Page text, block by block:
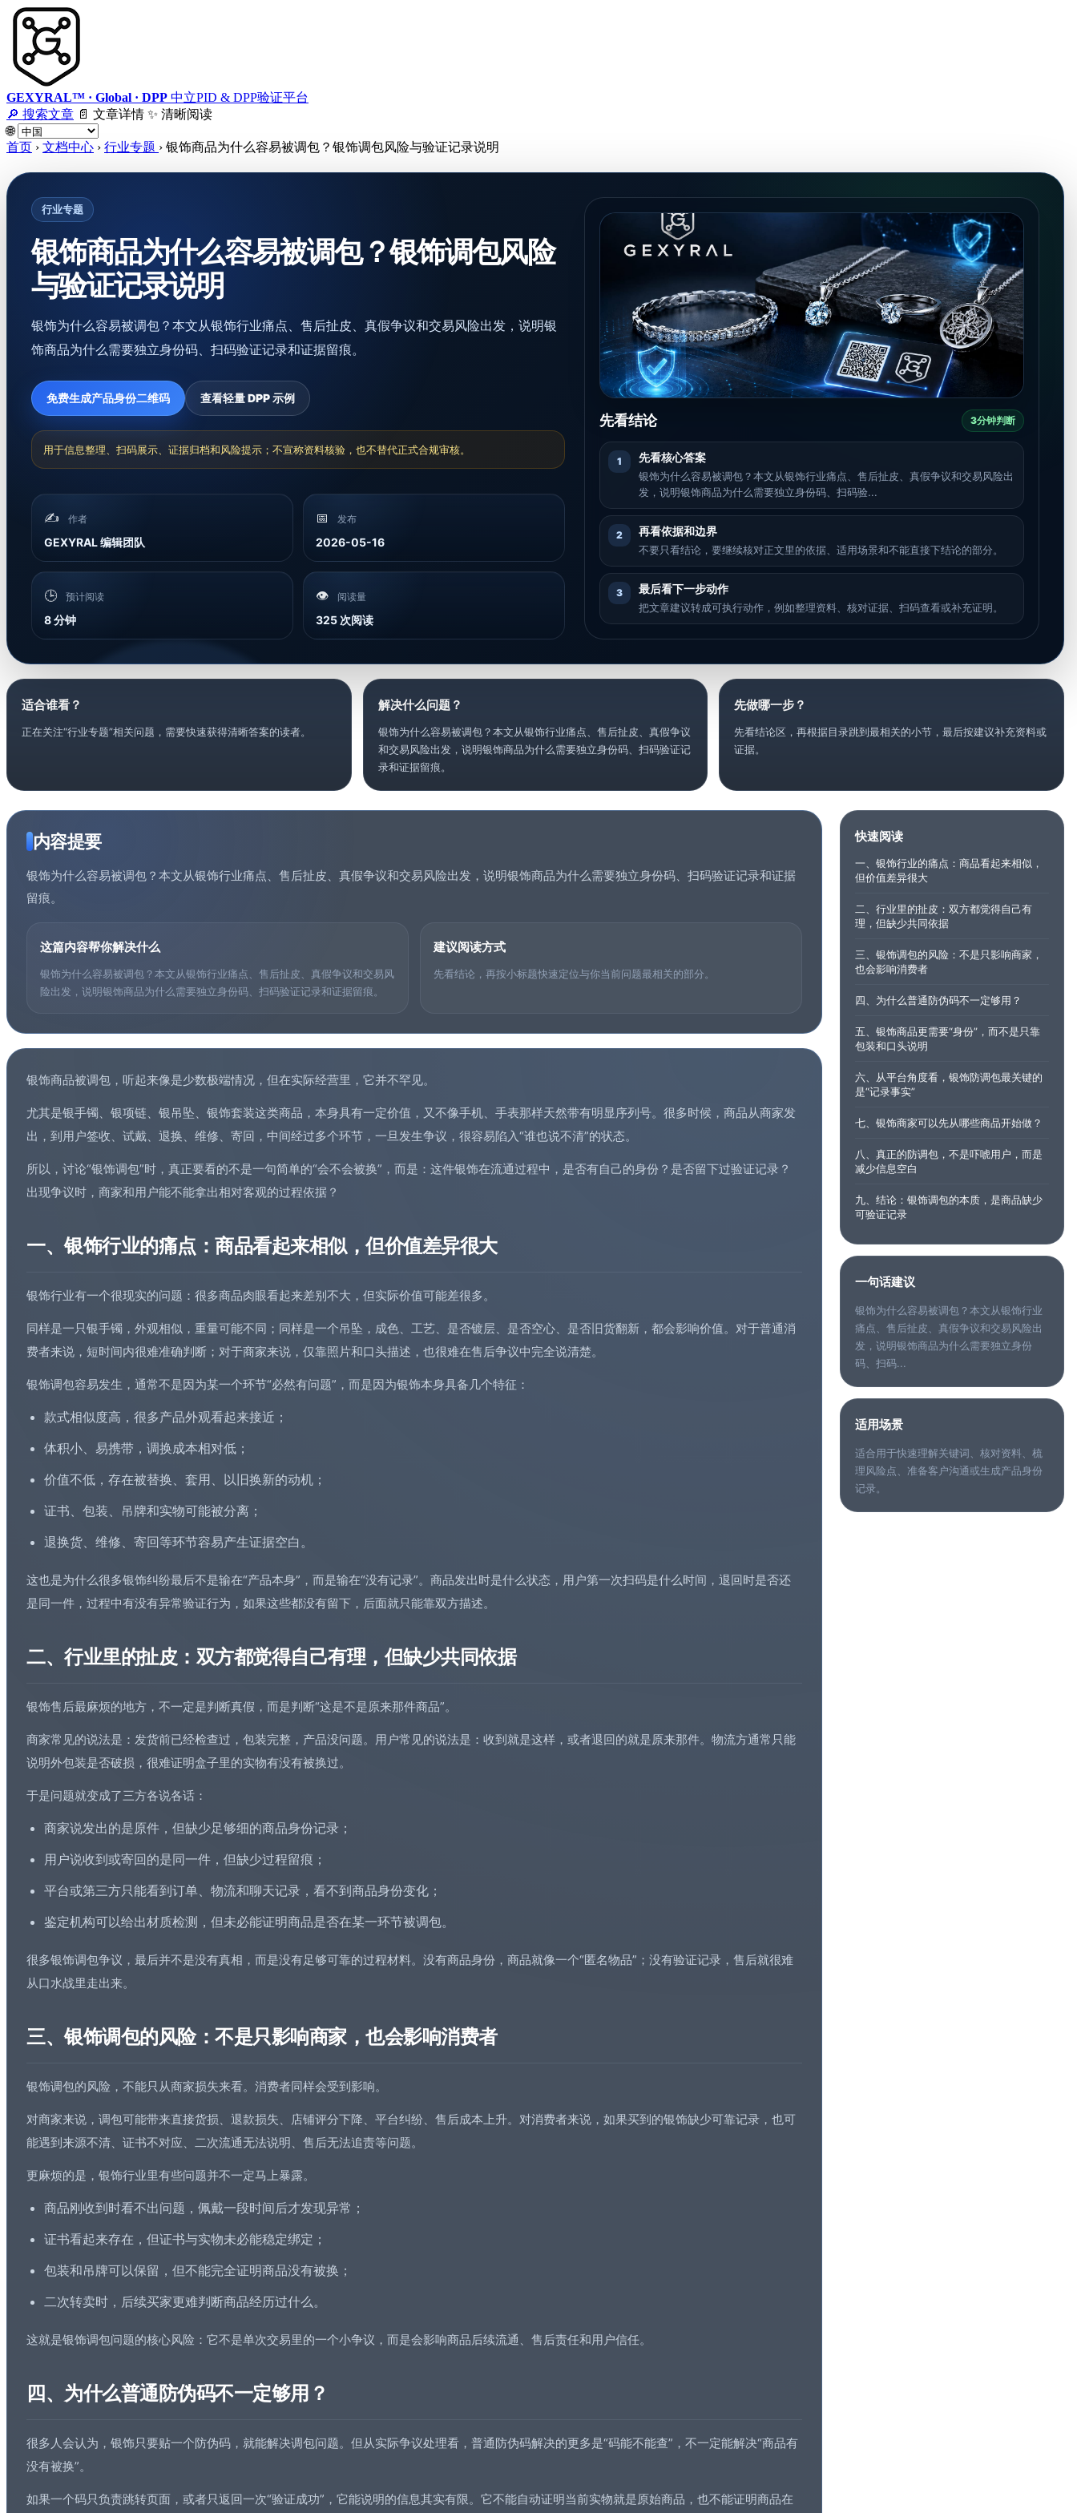
GEXYRAL™ · Global · DPP 中立PID & DPP验证平台
🔎 搜索文章 📄 文章详情 ✨ 清晰阅读
🌐
首页 › 文档中心 › 行业专题 › 银饰商品为什么容易被调包？银饰调包风险与验证记录说明
行业专题
银饰商品为什么容易被调包？银饰调包风险
与验证记录说明
银饰为什么容易被调包？本文从银饰行业痛点、售后扯皮、真假争议和交易风险出发，说明银
饰商品为什么需要独立身份码、扫码验证记录和证据留痕。
免费生成产品身份二维码 查看轻量 DPP 示例
用于信息整理、扫码展示、证据归档和风险提示；不宣称资料核验，也不替代正式合规审核。
✍️ 作者
GEXYRAL 编辑团队
📅 发布
2026-05-16
🕒 预计阅读
8 分钟
👁️ 阅读量
325 次阅读
先看结论 3分钟判断
1 先看核心答案
银饰为什么容易被调包？本文从银饰行业痛点、售后扯皮、真假争议和交易风险出
发，说明银饰商品为什么需要独立身份码、扫码验...
2 再看依据和边界
不要只看结论，要继续核对正文里的依据、适用场景和不能直接下结论的部分。
3 最后看下一步动作
把文章建议转成可执行动作，例如整理资料、核对证据、扫码查看或补充证明。
适合谁看？
正在关注“行业专题”相关问题，需要快速获得清晰答案的读者。
解决什么问题？
银饰为什么容易被调包？本文从银饰行业痛点、售后扯皮、真假争议
和交易风险出发，说明银饰商品为什么需要独立身份码、扫码验证记
录和证据留痕。
先做哪一步？
先看结论区，再根据目录跳到最相关的小节，最后按建议补充资料或
证据。
内容提要
银饰为什么容易被调包？本文从银饰行业痛点、售后扯皮、真假争议和交易风险出发，说明银饰商品为什么需要独立身份码、扫码验证记录和证据
留痕。
这篇内容帮你解决什么
银饰为什么容易被调包？本文从银饰行业痛点、售后扯皮、真假争议和交易风
险出发，说明银饰商品为什么需要独立身份码、扫码验证记录和证据留痕。
建议阅读方式
先看结论，再按小标题快速定位与你当前问题最相关的部分。
银饰商品被调包，听起来像是少数极端情况，但在实际经营里，它并不罕见。
尤其是银手镯、银项链、银吊坠、银饰套装这类商品，本身具有一定价值，又不像手机、手表那样天然带有明显序列号。很多时候，商品从商家发
出，到用户签收、试戴、退换、维修、寄回，中间经过多个环节，一旦发生争议，很容易陷入“谁也说不清”的状态。
所以，讨论“银饰调包”时，真正要看的不是一句简单的“会不会被换”，而是：这件银饰在流通过程中，是否有自己的身份？是否留下过验证记录 ？
出现争议时，商家和用户能不能拿出相对客观的过程依据？
一、银饰行业的痛点：商品看起来相似，但价值差异很大
银饰行业有一个很现实的问题：很多商品肉眼看起来差别不大，但实际价值可能差很多。
同样是一只银手镯，外观相似，重量可能不同；同样是一个吊坠，成色、工艺、是否镀层、是否空心、是否旧货翻新，都会影响价值。对于普通消
费者来说，短时间内很难准确判断；对于商家来说，仅靠照片和口头描述，也很难在售后争议中完全说清楚。
银饰调包容易发生，通常不是因为某一个环节“必然有问题”，而是因为银饰本身具备几个特征：
款式相似度高，很多产品外观看起来接近；
体积小、易携带，调换成本相对低；
价值不低，存在被替换、套用、以旧换新的动机；
证书、包装、 吊牌和实物可能被分离；
退换货、维修、寄回等环节容易产生证据空白。
这也是为什么很多银饰纠纷最后不是输在“产品本身”，而是输在“没有记录”。商品发出时是什么状态，用户第一次扫码是什么时间，退回时是否还
是同一件，过程中有没有异常验证行为，如果这些都没有留下，后面就只能靠双方描述。
二、行业里的扯皮：双方都觉得自己有理，但缺少共同依据
银饰售后最麻烦的地方，不一定是判断真假，而是判断“这是不是原来那件商品”。
商家常见的说法是：发货前已经检查过，包装完整，产品没问题。用户常见的说法是：收到就是这样，或者退回的就是原来那件。物流方通常只能
说明外包装是否破损，很难证明盒子里的实物有没有被换过。
于是问题就变成了三方各说各话：
商家说发出的是原件，但缺少足够细的商品身份记录；
用户说收到或寄回的是同一件，但缺少过程留痕；
平台或第三方只能看到订单、物流和聊天记录，看不到商品身份变化；
鉴定机构可以给出材质检测，但未必能证明商品是否在某一环节被调包。
很多银饰调包争议，最后并不是没有真相，而是没有足够可靠的过程材料。没有商品身份，商品就像一个“匿名物品”；没有验证记录，售后就很难
从口水战里走出来。
三、银饰调包的风险：不是只影响商家，也会影响消费者
银饰调包的风险，不能只从商家损失来看。消费者同样会受到影响。
对商家来说，调包可能带来直接货损、退款损失、店铺评分下降、平台纠纷、售后成本上升。对消费者来说，如果买到的银饰缺少可靠记录，也可
能遇到来源不清、证书不对应、二次流通无法说明、售后无法追责等问题。
更麻烦的是，银饰行业里有些问题并不一定马上暴露。
商品刚收到时看不出问题，佩戴一段时间后才发现异常；
证书看起来存在，但证书与实物未必能稳定绑定；
包装和吊牌可以保留，但不能完全证明商品没有被换；
二次转卖时，后续买家更难判断商品经历过什么。
这就是银饰调包问题的核心风险：它不是单次交易里的一个小争议，而是会影响商品后续流通、售后责任和用户信任。
四、为什么普通防伪码不一定够用？
很多人会认为，银饰只要贴一个防伪码，就能解决调包问题。但从实际争议处理看，普通防伪码解决的更多是“码能不能查”，不一定能解决“商品有
没有被换”。
如果一个码只负责跳转页面，或者只返回一次“验证成功”，它能说明的信息其实有限。它不能自动证明当前实物就是原始商品，也不能证明商品在
快速阅读
一、银饰行业的痛点：商品看起来相似，
但价值差异很大
二、行业里的扯皮：双方都觉得自己有
理，但缺少共同依据
三、银饰调包的风险：不是只影响商家，
也会影响消费者
四、为什么普通防伪码不一定够用？
五、银饰商品更需要“身份”，而不是只靠
包装和口头说明
六、从平台角度看，银饰防调包最关键的
是“记录事实”
七、银饰商家可以先从哪些商品开始做？
八、真正的防调包，不是吓唬用户，而是
减少信息空白
九、结论：银饰调包的本质，是商品缺少
可验证记录
一句话建议
银饰为什么容易被调包？本文从银饰行业
痛点、售后扯皮、真假争议和交易风险出
发，说明银饰商品为什么需要独立身份
码、扫码...
适用场景
适合用于快速理解关键词、核对资料、梳
理风险点、准备客户沟通或生成产品身份
记录。